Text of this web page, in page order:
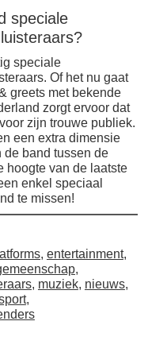
speciale
speciale
Of het nu gaat
greets met bekende
zorgt ervoor dat
zijn trouwe publiek.
een extra dimensie
de band tussen de
hoogte van de laatste
enkel speciaal
te missen!
, entertainment,
,
, muziek, nieuws,
,